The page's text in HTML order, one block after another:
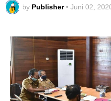
by Publisher • Juni 02,